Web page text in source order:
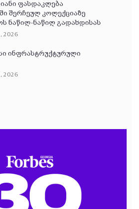
ფასდაკლება
შერჩეულ კოლექციაზე
ნაწილ-ნაწილ გადახდისას
2026
ინფრასტრუქტურული
2026